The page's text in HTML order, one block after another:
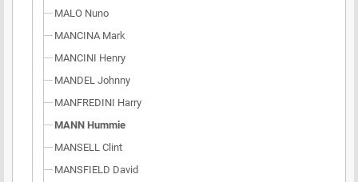
MALO Nuno
MANCINA Mark
MANCINI Henry
MANDEL Johnny
MANFREDINI Harry
MANN Hummie
MANSELL Clint
MANSFIELD David